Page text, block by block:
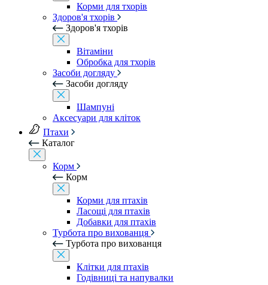
Корми для тхорів
Здоров'я тхорів
Здоров'я тхорів
Вітаміни
Обробка для тхорів
Засоби догляду
Засоби догляду
Шампуні
Аксесуари для кліток
Птахи
Каталог
Корм
Корм
Корми для птахів
Ласощі для птахів
Добавки для птахів
Турбота про вихованця
Турбота про вихованця
Клітки для птахів
Годівниці та напувалки